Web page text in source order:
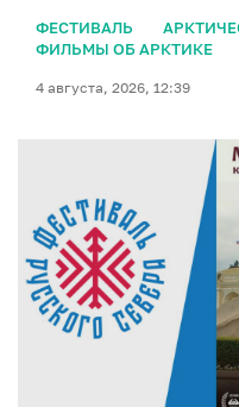
ФЕСТИВАЛЬ
ФИЛЬМЫ ОБ АРКТИКЕ
4 августа, 2026, 12:39